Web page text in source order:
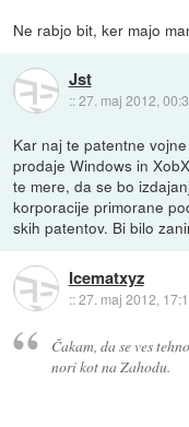
Ne rabjo bit, ker majo
Jst
::27. maj 2012,
Kar naj te patentne
prodaje Windows in
te mere, da se bo
korporacije primorane
skih patentov. Bi bilo
Icematxyz
::27. maj 2012,
Čakam, da se ves
nori kot na Zahodu.